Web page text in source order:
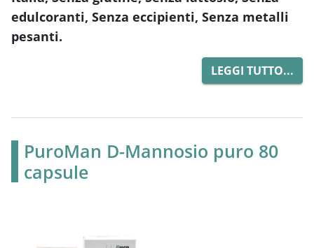
edulcoranti, Senza eccipienti, Senza metalli
pesanti.
LEGGI TUTTO...
PuroMan D-Mannosio puro 80
capsule